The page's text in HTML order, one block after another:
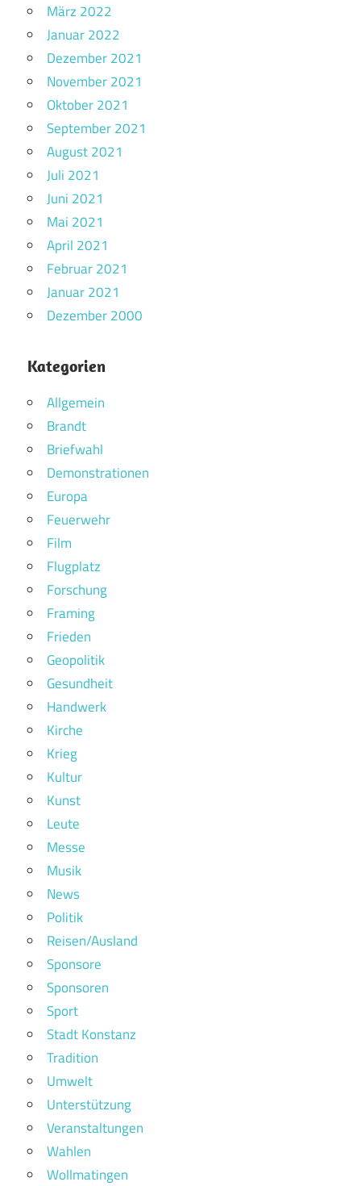
März 2022
Januar 2022
Dezember 2021
November 2021
Oktober 2021
September 2021
August 2021
Juli 2021
Juni 2021
Mai 2021
April 2021
Februar 2021
Januar 2021
Dezember 2000
Kategorien
Allgemein
Brandt
Briefwahl
Demonstrationen
Europa
Feuerwehr
Film
Flugplatz
Forschung
Framing
Frieden
Geopolitik
Gesundheit
Handwerk
Kirche
Krieg
Kultur
Kunst
Leute
Messe
Musik
News
Politik
Reisen/Ausland
Sponsore
Sponsoren
Sport
Stadt Konstanz
Tradition
Umwelt
Unterstützung
Veranstaltungen
Wahlen
Wollmatingen